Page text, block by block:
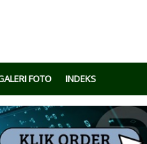
FOTO INDEKS